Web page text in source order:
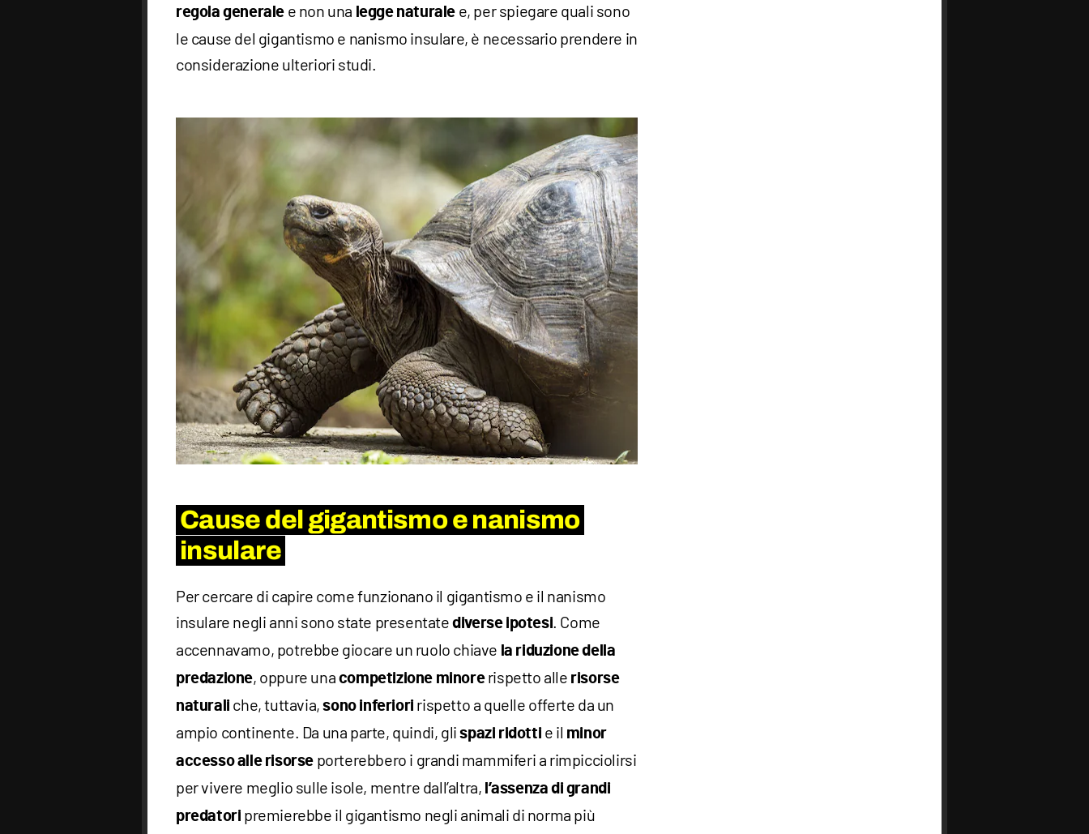
regola generale e non una legge naturale e, per spiegare quali sono
le cause del gigantismo e nanismo insulare, è necessario prendere in
considerazione ulteriori studi.
Cause del gigantismo e nanismo
insulare
Per cercare di capire come funzionano il gigantismo e il nanismo
insulare negli anni sono state presentatediverse ipotesi . Come
accennavamo, potrebbe giocare un ruolo chiave la riduzione della
predazione, oppure una competizione minorerispetto alle risorse
naturali che, tuttavia,sono inferiori rispetto a quelle offerte da un
ampio continente. Da una parte, quindi, glispazi ridotti e il minor
accesso alle risorse porterebbero i grandi mammiferi a rimpicciolirsi
per vivere meglio sulle isole, mentre dall’altra, l’assenza di grandi
predatori premierebbe il gigantismo negli animali di norma più